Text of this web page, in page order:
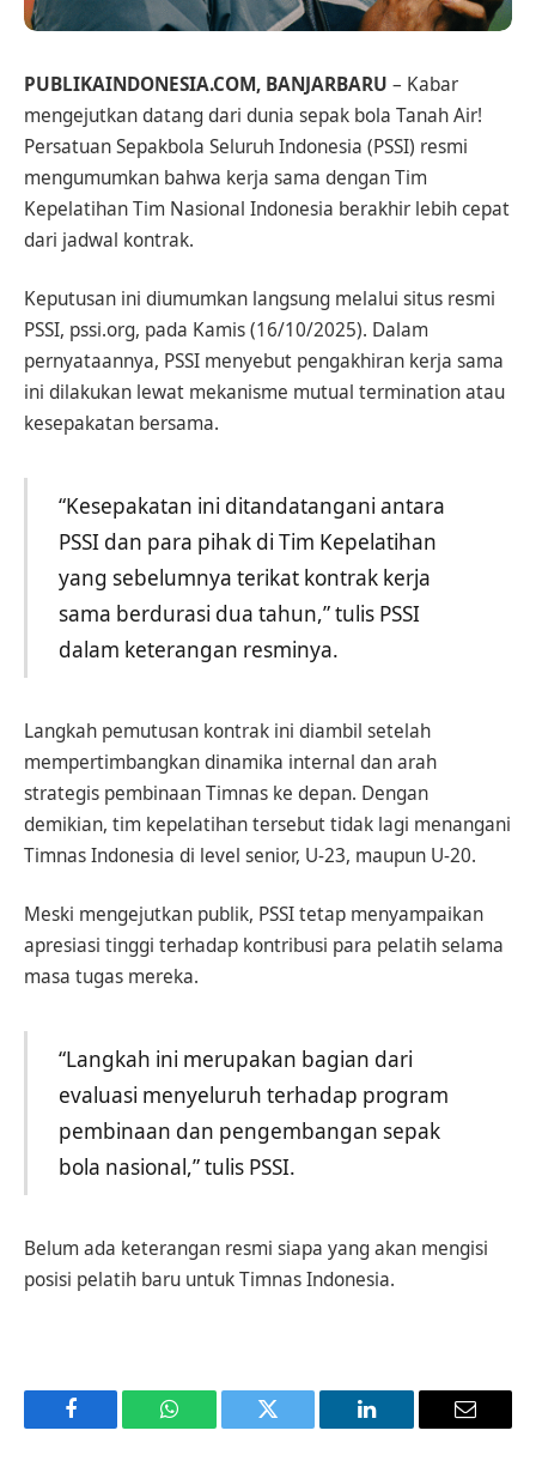
PUBLIKAINDONESIA.COM, BANJARBARU – Kabar
mengejutkan datang dari dunia sepak bola Tanah Air!
Persatuan Sepakbola Seluruh Indonesia (PSSI) resmi
mengumumkan bahwa kerja sama dengan Tim
Kepelatihan Tim Nasional Indonesia berakhir lebih cepat
dari jadwal kontrak.
Keputusan ini diumumkan langsung melalui situs resmi
PSSI, pssi.org, pada Kamis (16/10/2025). Dalam
pernyataannya, PSSI menyebut pengakhiran kerja sama
ini dilakukan lewat mekanisme mutual termination atau
kesepakatan bersama.
“Kesepakatan ini ditandatangani antara
PSSI dan para pihak di Tim Kepelatihan
yang sebelumnya terikat kontrak kerja
sama berdurasi dua tahun,” tulis PSSI
dalam keterangan resminya.
Langkah pemutusan kontrak ini diambil setelah
mempertimbangkan dinamika internal dan arah
strategis pembinaan Timnas ke depan. Dengan
demikian, tim kepelatihan tersebut tidak lagi menangani
Timnas Indonesia di level senior, U-23, maupun U-20.
Meski mengejutkan publik, PSSI tetap menyampaikan
apresiasi tinggi terhadap kontribusi para pelatih selama
masa tugas mereka.
“Langkah ini merupakan bagian dari
evaluasi menyeluruh terhadap program
pembinaan dan pengembangan sepak
bola nasional,” tulis PSSI.
Belum ada keterangan resmi siapa yang akan mengisi
posisi pelatih baru untuk Timnas Indonesia.
Facebook WhatsApp Twitter LinkedIn Email